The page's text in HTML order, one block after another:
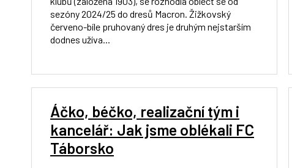
sezóny 2024/25 do dresů Macron. Žižkovský
červeno-bíle pruhovaný dres je druhým nejstarším
dodnes užíva...
Áčko, béčko, realizační tým i
kancelář: Jak jsme oblékali FC
Táborsko